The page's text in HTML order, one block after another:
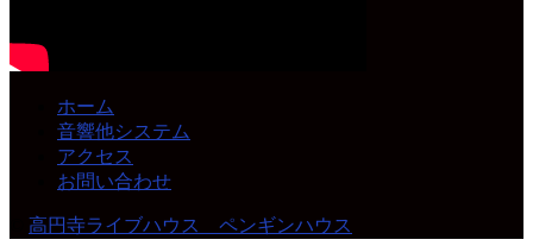
ホーム
音響他システム
アクセス
お問い合わせ
高円寺ライブハウス ペンギンハウス